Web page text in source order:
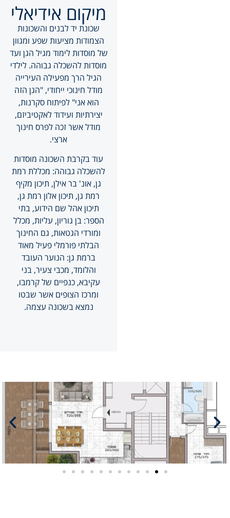
מיקום אידיאלי
שכונת יד לבנים והשכונות
הצמודות מציעות שפע ומגוון
של מוסדות לימוד מגיל הגן ועד
מוסדות להשכלה גבוהה. לילדי
הגיל הרך מפעילה העירייה
מודל חינוכי ייחודי, "הגן הזה
הוא אני" לפיתוח סקרנות,
יצירתיות ועידוד לאקטיביזם,
מודל אשר זכה לפרס חינוך
ארצי.
עוד בקרבת השכונה מוסדות
להשכלה גבוהה: מכללת רמת
גן, אונ' בר אילן, תיכון מקיף
רמת גן, תיכון אלון רמת גן,
תיכון אהל שם הידוע, בתי
הספר: בן גוריון, עליות, מכלל
ומורדי הגטאות, גם החינוך
הבלתי פורמלי פעיל מאוד
ברמת גן: הנוער העובד
והלומד, מכבי צעיר, בני
עקיבא, כנפיים של קרמבו,
ומרכז הצופים אשר שבטו
נמצא בשכונה עצמה.